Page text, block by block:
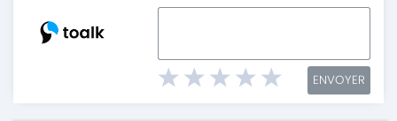
ENVOYER